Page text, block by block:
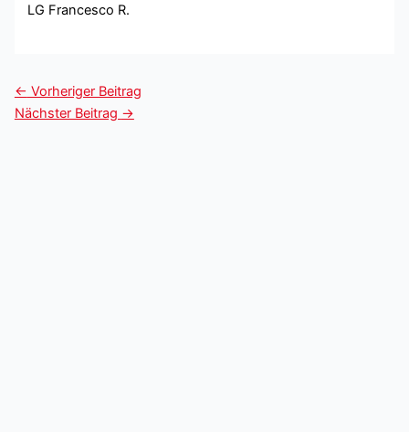
LG Francesco R.
← Vorheriger Beitrag
Nächster Beitrag →